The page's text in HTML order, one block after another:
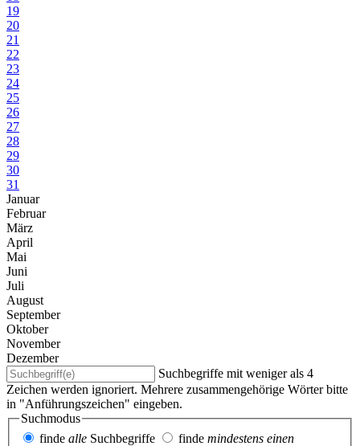
19
20
21
22
23
24
25
26
27
28
29
30
31
Januar
Februar
März
April
Mai
Juni
Juli
August
September
Oktober
November
Dezember
Suchbegriffe mit weniger als 4
Zeichen werden ignoriert. Mehrere zusammengehörige Wörter bitte
in "Anführungszeichen" eingeben.
Suchmodus
finde alle Suchbegriffe finde mindestens einen